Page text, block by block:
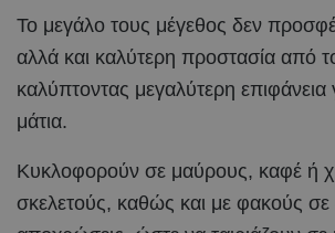
Το μεγάλο τους μέγεθος δεν
αλλά και καλύτερη προστασία από
καλύπτοντας μεγαλύτερη
μάτια.
Κυκλοφορούν σε μαύρους, καφέ ή
σκελετούς, καθώς και με φακούς σε